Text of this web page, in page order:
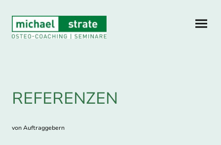
REFERENZEN
von Auftraggebern